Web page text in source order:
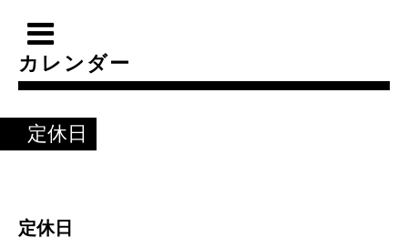
カレンダー
定休日
定休日